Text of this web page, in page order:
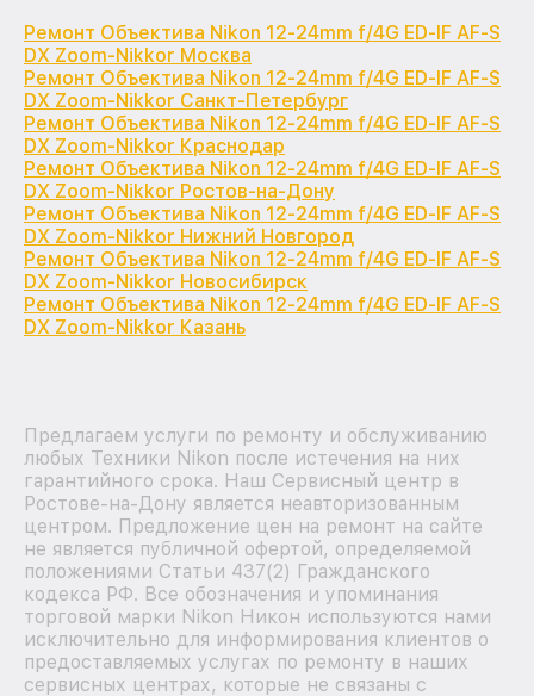
Ремонт Объектива Nikon 12-24mm f/4G ED-IF AF-S
DX Zoom-Nikkor Москва
Ремонт Объектива Nikon 12-24mm f/4G ED-IF AF-S
DX Zoom-Nikkor Санкт-Петербург
Ремонт Объектива Nikon 12-24mm f/4G ED-IF AF-S
DX Zoom-Nikkor Краснодар
Ремонт Объектива Nikon 12-24mm f/4G ED-IF AF-S
DX Zoom-Nikkor Ростов-на-Дону
Ремонт Объектива Nikon 12-24mm f/4G ED-IF AF-S
DX Zoom-Nikkor Нижний Новгород
Ремонт Объектива Nikon 12-24mm f/4G ED-IF AF-S
DX Zoom-Nikkor Новосибирск
Ремонт Объектива Nikon 12-24mm f/4G ED-IF AF-S
DX Zoom-Nikkor Казань
Предлагаем услуги по ремонту и обслуживанию
любых Техники Nikon после истечения на них
гарантийного срока. Наш Сервисный центр в
Ростове-на-Дону является неавторизованным
центром. Предложение цен на ремонт на сайте
не является публичной офертой, определяемой
положениями Статьи 437(2) Гражданского
кодекса РФ. Все обозначения и упоминания
торговой марки Nikon Никон используются нами
исключительно для информирования клиентов о
предоставляемых услугах по ремонту в наших
сервисных центрах, которые не связаны с